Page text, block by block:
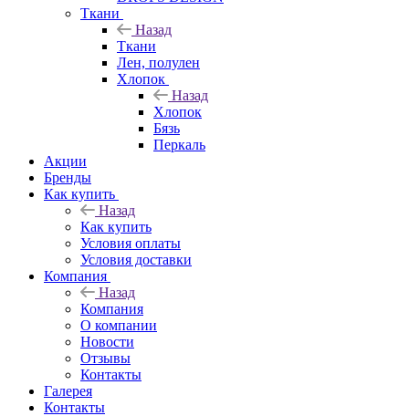
Ткани
Назад
Ткани
Лен, полулен
Хлопок
Назад
Хлопок
Бязь
Перкаль
Акции
Бренды
Как купить
Назад
Как купить
Условия оплаты
Условия доставки
Компания
Назад
Компания
О компании
Новости
Отзывы
Контакты
Галерея
Контакты